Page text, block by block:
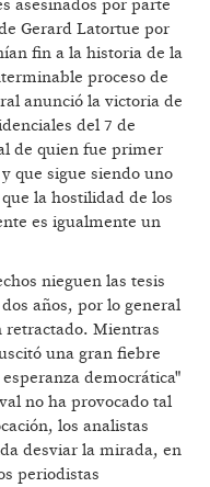
asesinados por parte
Gerard Latortue por
fin a la historia de la
proceso de
anunció la victoria de
del 7 de
de quien fue primer
que sigue siendo uno
la hostilidad de los
es igualmente un
nieguen las tesis
años, por lo general
retractado. Mientras
una gran fiebre
democrática"
no ha provocado tal
los analistas
desviar la mirada, en
periodistas